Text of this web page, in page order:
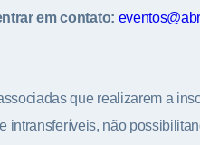
em contato:
que realizarem a
intransferíveis, não